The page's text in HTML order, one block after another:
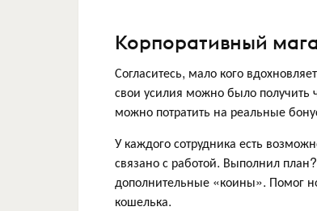
Корпоративный
Согласитесь, мало кого
свои усилия можно было получить
можно потратить на реальные
У каждого сотрудника есть
связано с работой. Выполнил
дополнительные «коины». Помог
кошелька.